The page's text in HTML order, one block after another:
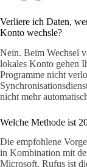
Verliere ich Daten,
Konto wechsle?
Nein. Beim Wechsel
lokales Konto gehen
Programme nicht
nicht mehr
Welche Methode ist
Die empfohlene
in Kombination mit
Microsoft. Rufus ist